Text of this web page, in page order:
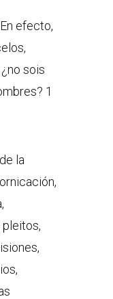
efecto,
sois
1
la